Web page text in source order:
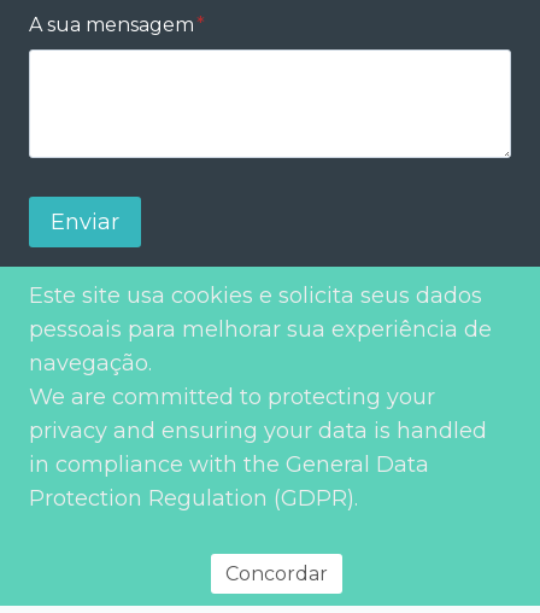
A sua mensagem*
Enviar
Política de privacidade
reservados
Este site usa cookies e solicita seus dados
pessoais para melhorar sua experiência de
navegação.
We are committed to protecting your
privacy and ensuring your data is handled
in compliance with the General Data
Protection Regulation (GDPR).
Concordar